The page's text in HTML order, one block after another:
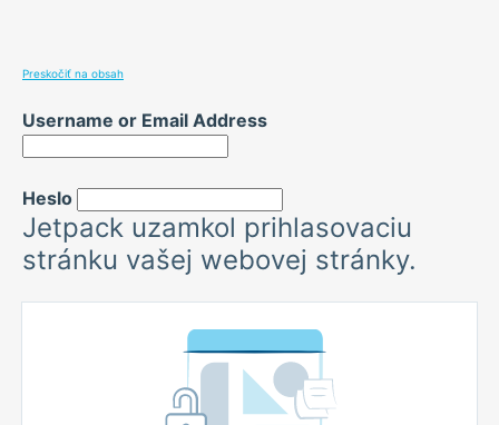
Preskočiť na obsah
Username or Email Address
Heslo
Jetpack uzamkol prihlasovaciu
stránku vašej webovej stránky.